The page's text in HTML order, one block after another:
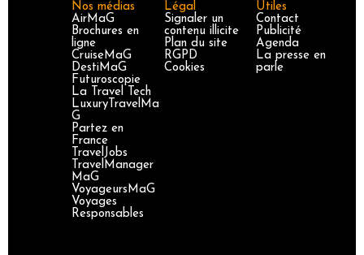
Nos médias
AirMaG
Brochures en
ligne
CruiseMaG
DestiMaG
Futuroscopie
La Travel Tech
LuxuryTravelMa
G
Partez en
France
TravelJobs
TravelManager
MaG
VoyageursMaG
Voyages
Responsables
Légal
Signaler un
contenu illicite
Plan du site
RGPD
Cookies
Utiles
Contact
Publicité
Agenda
La presse en
parle